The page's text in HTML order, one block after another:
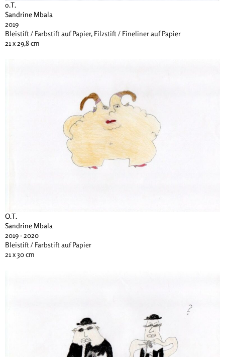
o.T.
Sandrine Mbala
2019
Bleistift / Farbstift auf Papier, Filzstift / Fineliner auf Papier
21 x 29,8 cm
O.T.
Sandrine Mbala
2019 - 2020
Bleistift / Farbstift auf Papier
21 x 30 cm